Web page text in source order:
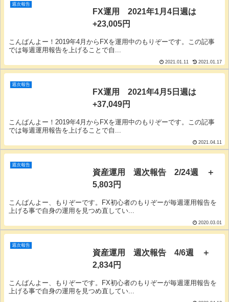
週次報告
FX運用 2021年1月4日週は
+23,005円
こんばんよー！2019年4月からFXを運用中のもりぞーです。この記事
では毎週運用報告を上げることで自...
2021.01.11 2021.01.17
週次報告
FX運用 2021年4月5日週は
+37,049円
こんばんよー！2019年4月からFXを運用中のもりぞーです。この記事
では毎週運用報告を上げることで自...
2021.04.11
週次報告
資産運用 週次報告 2/24週 ＋
5,803円
こんばんよー、もりぞーです。FX初心者のもりぞーが毎週運用報告を
上げる事で自身の運用を見つめ直してい...
2020.03.01
週次報告
資産運用 週次報告 4/6週 ＋
2,834円
こんばんよー、もりぞーです。FX初心者のもりぞーが毎週運用報告を
上げる事で自身の運用を見つめ直してい...